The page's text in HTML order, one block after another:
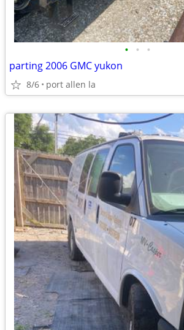
• • •
parting 2006 GMC yukon
8/6 port allen la